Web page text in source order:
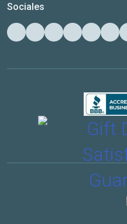
Sociales